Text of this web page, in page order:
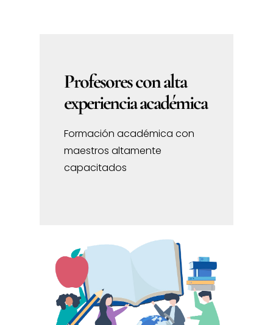
Profesores con alta
experiencia académica
Formación académica con
maestros altamente
capacitados